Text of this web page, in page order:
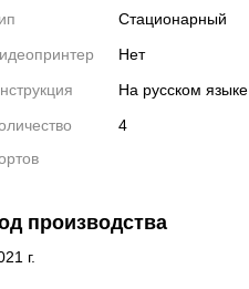
Стационарный
Нет
На русском языке
4
производства
г.